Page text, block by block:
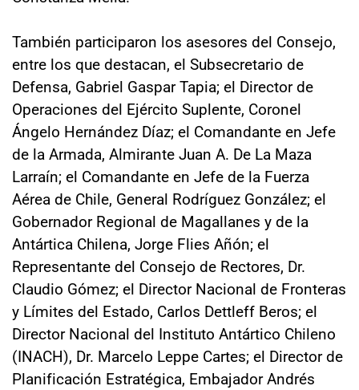
También participaron los asesores del Consejo,
entre los que destacan, el Subsecretario de
Defensa, Gabriel Gaspar Tapia; el Director de
Operaciones del Ejército Suplente, Coronel
Ángelo Hernández Díaz; el Comandante en Jefe
de la Armada, Almirante Juan A. De La Maza
Larraín; el Comandante en Jefe de la Fuerza
Aérea de Chile, General Rodríguez González; el
Gobernador Regional de Magallanes y de la
Antártica Chilena, Jorge Flies Añón; el
Representante del Consejo de Rectores, Dr.
Claudio Gómez; el Director Nacional de Fronteras
y Límites del Estado, Carlos Dettleff Beros; el
Director Nacional del Instituto Antártico Chileno
(INACH), Dr. Marcelo Leppe Cartes; el Director de
Planificación Estratégica, Embajador Andrés